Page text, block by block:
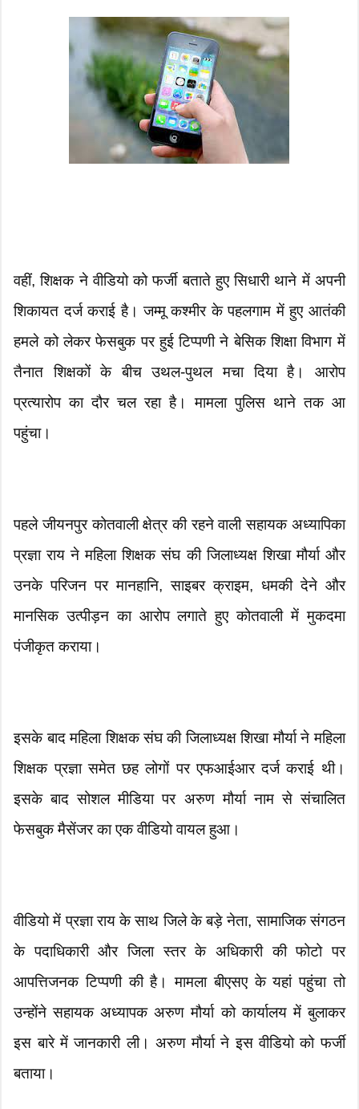
वहीं, शिक्षक ने वीडियो को फर्जी बताते हुए सिधारी थाने में अपनी
शिकायत दर्ज कराई है। जम्मू कश्मीर के पहलगाम में हुए आतंकी
हमले को लेकर फेसबुक पर हुई टिप्पणी ने बेसिक शिक्षा विभाग में
तैनात शिक्षकों के बीच उथल-पुथल मचा दिया है। आरोप
प्रत्यारोप का दौर चल रहा है। मामला पुलिस थाने तक आ
पहुंचा।
पहले जीयनपुर कोतवाली क्षेत्र की रहने वाली सहायक अध्यापिका
प्रज्ञा राय ने महिला शिक्षक संघ की जिलाध्यक्ष शिखा मौर्या और
उनके परिजन पर मानहानि, साइबर क्राइम, धमकी देने और
मानसिक उत्पीड़न का आरोप लगाते हुए कोतवाली में मुकदमा
पंजीकृत कराया।
इसके बाद महिला शिक्षक संघ की जिलाध्यक्ष शिखा मौर्या ने महिला
शिक्षक प्रज्ञा समेत छह लोगों पर एफआईआर दर्ज कराई थी।
इसके बाद सोशल मीडिया पर अरुण मौर्या नाम से संचालित
फेसबुक मैसेंजर का एक वीडियो वायल हुआ।
वीडियो में प्रज्ञा राय के साथ जिले के बड़े नेता, सामाजिक संगठन
के पदाधिकारी और जिला स्तर के अधिकारी की फोटो पर
आपत्तिजनक टिप्पणी की है। मामला बीएसए के यहां पहुंचा तो
उन्होंने सहायक अध्यापक अरुण मौर्या को कार्यालय में बुलाकर
इस बारे में जानकारी ली। अरुण मौर्या ने इस वीडियो को फर्जी
बताया।